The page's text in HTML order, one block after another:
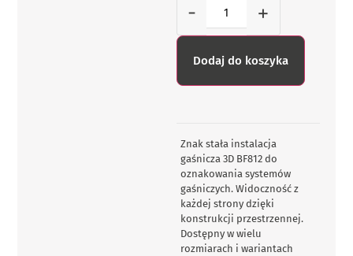
- +
Dodaj do koszyka
Znak stała instalacja
gaśnicza 3D BF812 do
oznakowania systemów
gaśniczych. Widoczność z
każdej strony dzięki
konstrukcji przestrzennej.
Dostępny w wielu
rozmiarach i wariantach